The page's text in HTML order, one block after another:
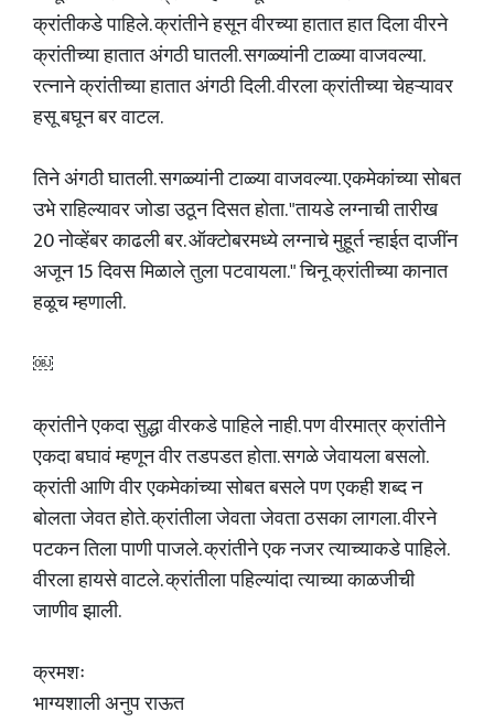
क्रांतीकडे पाहिले. क्रांतीने हसून वीरच्या हातात हात दिला वीरने
क्रांतीच्या हातात अंगठी घातली. सगळ्यांनी टाळ्या वाजवल्या.
रत्नाने क्रांतीच्या हातात अंगठी दिली. वीरला क्रांतीच्या चेहऱ्यावर
हसू बघून बर वाटल.
तिने अंगठी घातली. सगळ्यांनी टाळ्या वाजवल्या. एकमेकांच्या सोबत
उभे राहिल्यावर जोडा उठून दिसत होता. "तायडे लग्नाची तारीख
20 नोव्हेंबर काढली बर. ऑक्टोबरमध्ये लग्नाचे मुहूर्त न्हाईत दाजींन
अजून 15 दिवस मिळाले तुला पटवायला." चिनू क्रांतीच्या कानात
हळूच म्हणाली.
￼
क्रांतीने एकदा सुद्धा वीरकडे पाहिले नाही. पण वीरमात्र क्रांतीने
एकदा बघावं म्हणून वीर तडपडत होता. सगळे जेवायला बसलो.
क्रांती आणि वीर एकमेकांच्या सोबत बसले पण एकही शब्द न
बोलता जेवत होते. क्रांतीला जेवता जेवता ठसका लागला. वीरने
पटकन तिला पाणी पाजले. क्रांतीने एक नजर त्याच्याकडे पाहिले.
वीरला हायसे वाटले. क्रांतीला पहिल्यांदा त्याच्या काळजीची
जाणीव झाली.
क्रमशः
भाग्यशाली अनुप राऊत